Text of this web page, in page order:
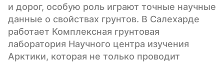
и дорог, особую роль играют точные научные
данные о свойствах грунтов. В Салехарде
работает Комплексная грунтовая
лаборатория Научного центра изучения
Арктики, которая не только проводит